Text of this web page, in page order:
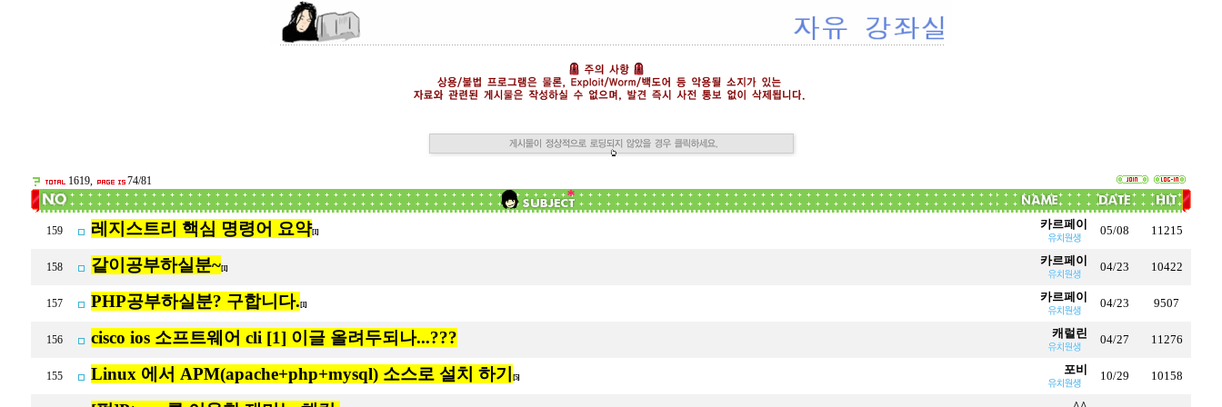
1619, 74/81
159 레지스트리 핵심 명령어 요약[1]
카르페이 05/08 11215
158 같이공부하실분~[1]
카르페이 04/23 10422
157 PHP공부하실분? 구합니다. [1]
카르페이 04/23 9507
156 cisco ios 소프트웨어 cli [1] 이글 올려두되나...??? 캐럴린 04/27 11276
155 Linux 에서 APM(apache+php+mysql) 소스로 설치 하기 [5]
포비 10/29 10158